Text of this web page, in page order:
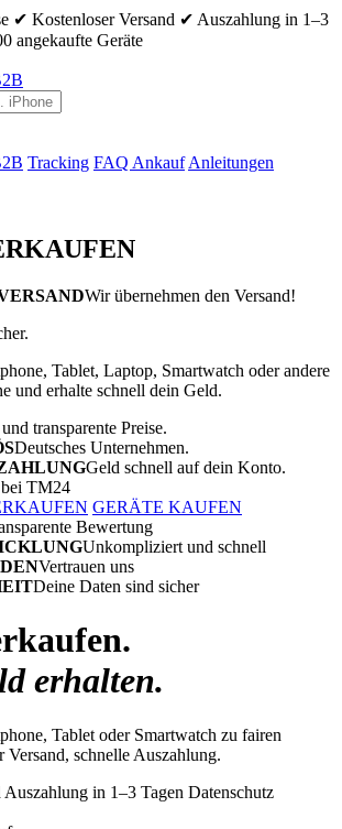
✔ Kostenloser Versand ✔ Auszahlung in 1–3
angekaufte Geräte
Tracking FAQ Ankauf Anleitungen
Wir übernehmen den Versand!
Tablet, Laptop, Smartwatch oder andere
und erhalte schnell dein Geld.
transparente Preise.
Deutsches Unternehmen.
Geld schnell auf dein Konto.
GERÄTE KAUFEN
Bewertung
Unkompliziert und schnell
Vertrauen uns
Deine Daten sind sicher
erhalten.
Tablet oder Smartwatch zu fairen
Versand, schnelle Auszahlung.
Auszahlung in 1–3 Tagen Datenschutz